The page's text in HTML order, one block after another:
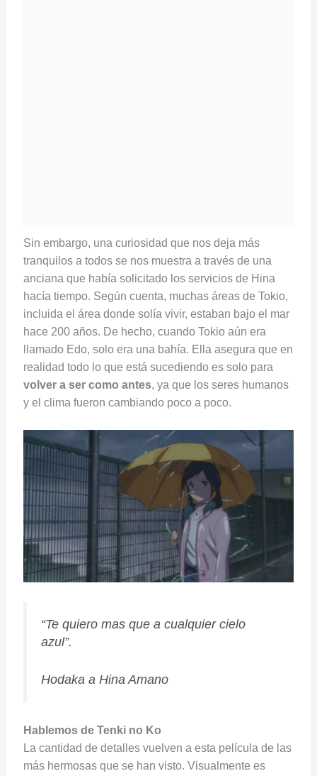
Sin embargo, una curiosidad que nos deja más
tranquilos a todos se nos muestra a través de una
anciana que había solicitado los servicios de Hina
hacía tiempo. Según cuenta, muchas áreas de Tokio,
incluida el área donde solía vivir, estaban bajo el mar
hace 200 años. De hecho, cuando Tokio aún era
llamado Edo, solo era una bahía. Ella asegura que en
realidad todo lo que está sucediendo es solo para
volver a ser como antes, ya que los seres humanos
y el clima fueron cambiando poco a poco.
“Te quiero mas que a cualquier cielo
azul”.
Hodaka a Hina Amano
Hablemos de Tenki no Ko
La cantidad de detalles vuelven a esta película de las
más hermosas que se han visto. Visualmente es